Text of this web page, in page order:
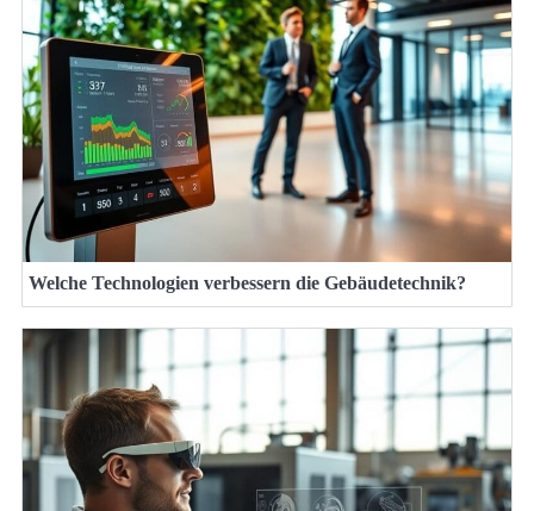
Welche Technologien verbessern die Gebäudetechnik?